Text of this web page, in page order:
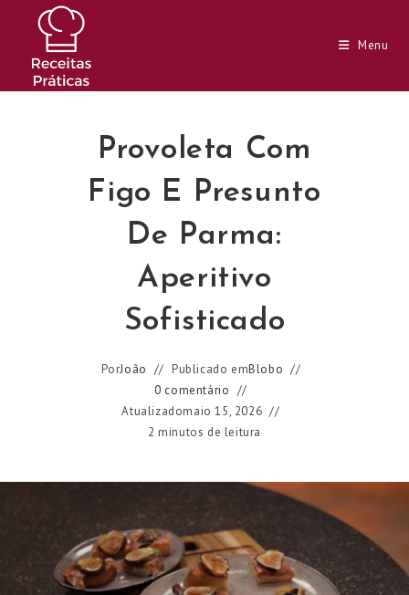
conteúdo
Menu
Provoleta Com
Figo E Presunto
De Parma:
Aperitivo
Sofisticado
PorJoão Publicado emBlobo
0 comentário
Atualizadomaio 15, 2026
2 minutos de leitura